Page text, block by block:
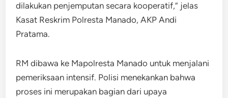
dilakukan penjemputan secara kooperatif,” jelas
Kasat Reskrim Polresta Manado, AKP Andi
Pratama.
RM dibawa ke Mapolresta Manado untuk menjalani
pemeriksaan intensif. Polisi menekankan bahwa
proses ini merupakan bagian dari upaya